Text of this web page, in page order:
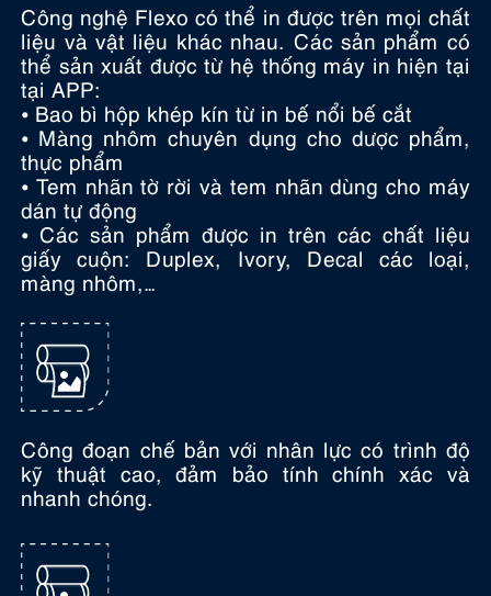
Công nghệ Flexo có thể in được trên mọi chất
liệu và vật liệu khác nhau. Các sản phẩm có
thể sản xuất được từ hệ thống máy in hiện tại
tại APP:
⦁ Bao bì hộp khép kín từ in bế nổi bế cắt
⦁ Màng nhôm chuyên dụng cho dược phẩm,
thực phẩm
⦁ Tem nhãn tờ rời và tem nhãn dùng cho máy
dán tự động
⦁ Các sản phẩm được in trên các chất liệu
giấy cuộn: Duplex, Ivory, Decal các loại,
màng nhôm,…
Công đoạn chế bản với nhân lực có trình độ
kỹ thuật cao, đảm bảo tính chính xác và
nhanh chóng.